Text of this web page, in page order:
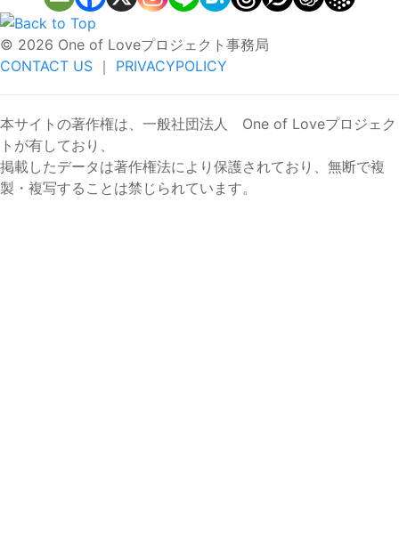
© 2026 One of Loveプロジェクト事務局
CONTACT US ｜ PRIVACYPOLICY
本サイトの著作権は、一般社団法人 One of Loveプロジェク
トが有しており、
掲載したデータは著作権法により保護されており、無断で複
製・複写することは禁じられています。